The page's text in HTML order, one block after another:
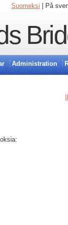
Suomeksi | På
Administration